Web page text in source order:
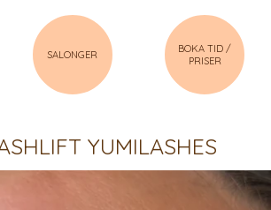
SALONGER
BOKA TID /
PRISER
YUMILASHES